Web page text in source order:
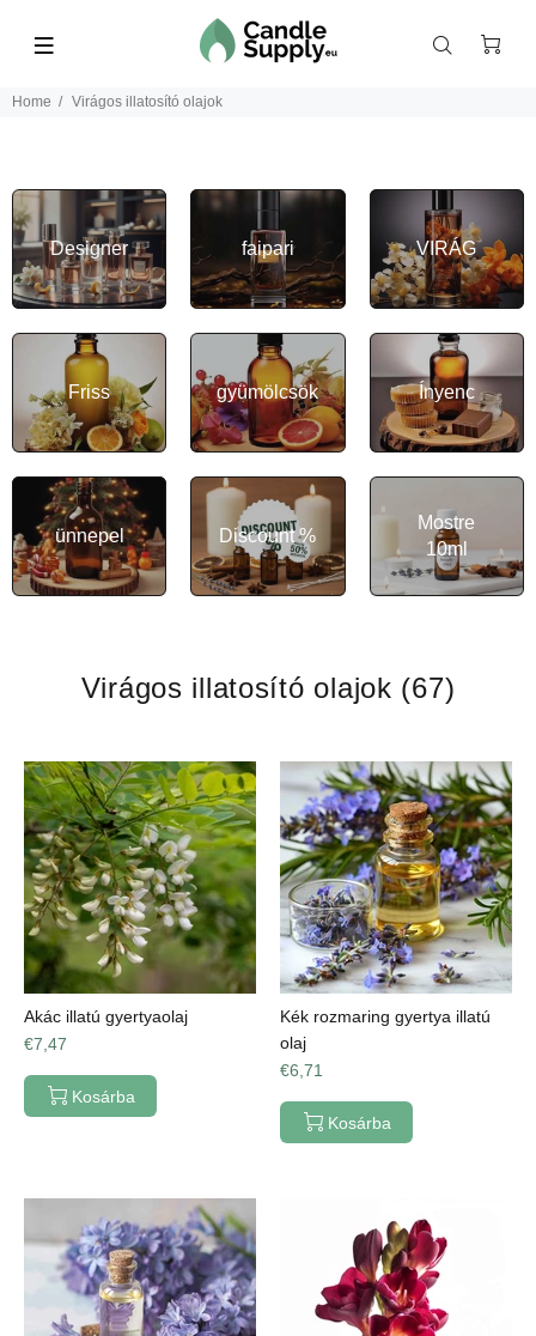
Home Virágos illatosító olajok
Designer faipari VIRÁG
Friss gyümölcsök Ínyenc
ünnepel Discount %
Mostre
10ml
Virágos illatosító olajok (67)
Akác illatú gyertyaolaj
€7,47
Kosárba
Kék rozmaring gyertya illatú
olaj
€6,71
Kosárba